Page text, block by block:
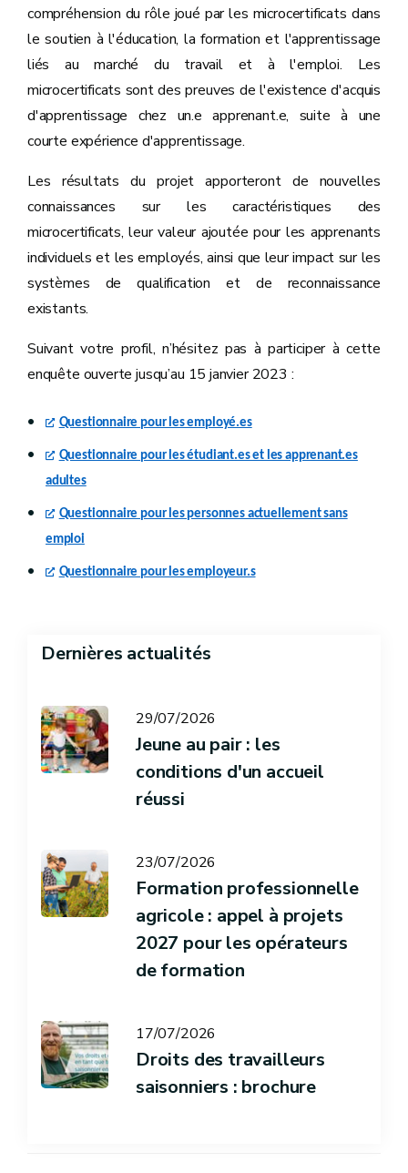
compréhension du rôle joué par les microcertificats dans
le soutien à l'éducation, la formation et l'apprentissage
liés au marché du travail et à l'emploi. Les
microcertificats sont des preuves de l'existence d'acquis
d'apprentissage chez un.e apprenant.e, suite à une
courte expérience d'apprentissage.
Les résultats du projet apporteront de nouvelles
connaissances sur les caractéristiques des
microcertificats, leur valeur ajoutée pour les apprenants
individuels et les employés, ainsi que leur impact sur les
systèmes de qualification et de reconnaissance
existants.
Suivant votre profil, n’hésitez pas à participer à cette
enquête ouverte jusqu’au 15 janvier 2023 :
Questionnaire pour les employé.es
Questionnaire pour les étudiant.es et les apprenant.es
adultes
Questionnaire pour les personnes actuellement sans
emploi
Questionnaire pour les employeur.s
Dernières actualités
29/07/2026
Jeune au pair : les
conditions d'un accueil
réussi
23/07/2026
Formation professionnelle
agricole : appel à projets
2027 pour les opérateurs
de formation
17/07/2026
Droits des travailleurs
saisonniers : brochure